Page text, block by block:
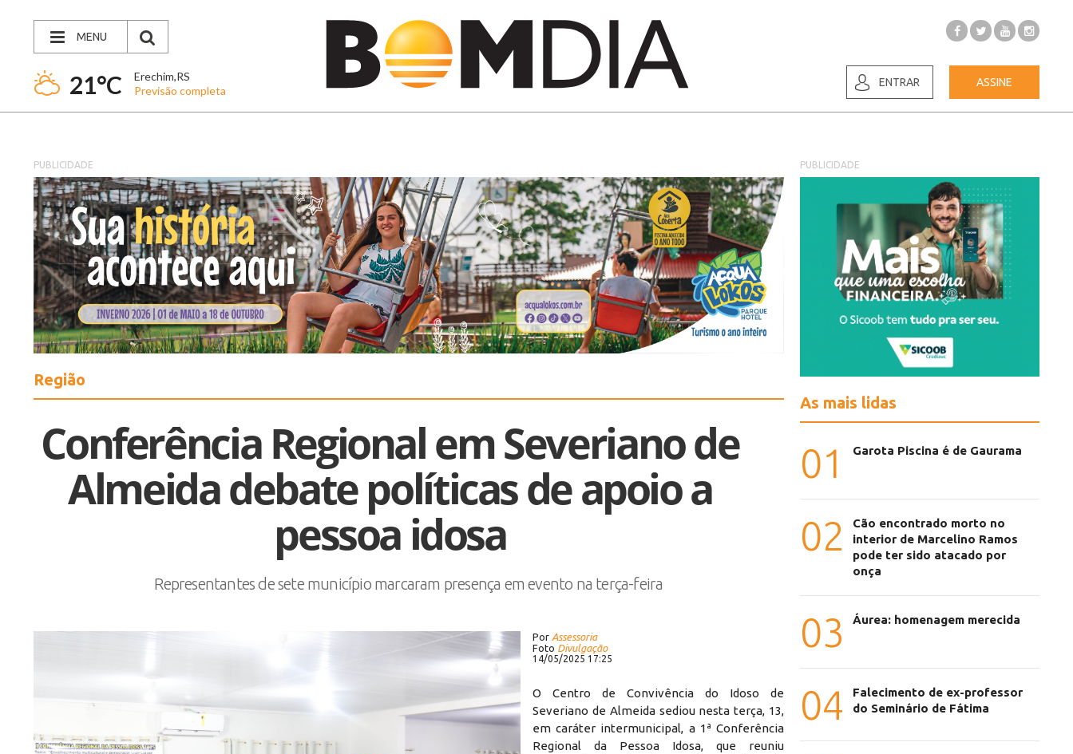
MENU
21°C
Erechim,RS
Previsão completa
ENTRAR ASSINE
PUBLICIDADE
Região
Conferência Regional em Severiano de
Almeida debate políticas de apoio a
pessoa idosa
Representantes de sete município marcaram presença em evento na terça-feira
Por Assessoria
Foto Divulgação
14/05/2025 17:25
O Centro de Convivência do Idoso de
Severiano de Almeida sediou nesta terça, 13,
em caráter intermunicipal, a 1ª Conferência
Regional da Pessoa Idosa, que reuniu
PUBLICIDADE
As mais lidas
01 Garota Piscina é de Gaurama
02
Cão encontrado morto no
interior de Marcelino Ramos
pode ter sido atacado por
onça
03 Áurea: homenagem merecida
04
Falecimento de ex-professor
do Seminário de Fátima